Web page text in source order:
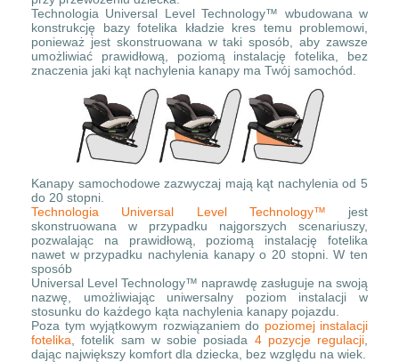
Technologia Universal Level Technology™ wbudowana w
konstrukcję bazy fotelika kładzie kres temu problemowi,
ponieważ jest skonstruowana w taki sposób, aby zawsze
umożliwiać prawidłową, poziomą instalację fotelika, bez
znaczenia jaki kąt nachylenia kanapy ma Twój samochód.
Kanapy samochodowe zazwyczaj mają kąt nachylenia od 5
do 20 stopni.
Technologia Universal Level Technology™ jest
skonstruowana w przypadku najgorszych scenariuszy,
pozwalając na prawidłową, poziomą instalację fotelika
nawet w przypadku nachylenia kanapy o 20 stopni. W ten
sposób
Universal Level Technology™ naprawdę zasługuje na swoją
nazwę, umożliwiając uniwersalny poziom instalacji w
stosunku do każdego kąta nachylenia kanapy pojazdu.
Poza tym wyjątkowym rozwiązaniem do poziomej instalacji
fotelika , fotelik sam w sobie posiada 4 pozycje regulacji
dając największy komfort dla dziecka, bez względu na wiek.